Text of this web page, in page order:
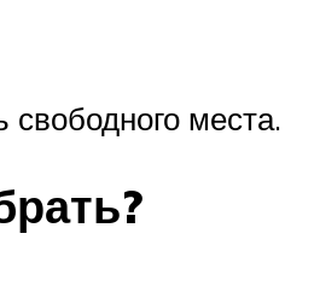
свободного места.